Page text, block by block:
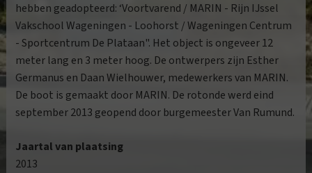
hebben geadopteerd: ‘Voortvarend / MARIN - Rijn IJssel
Vakschool Wageningen - Loohorst / Wageningen Centrum
- Sportcentrum De Plataan". Het object is ongeveer 12
meter lang en 3 meter hoog. De ontwerpers zijn Esther
Germanus en Daan Wielhouwer, medewerkers van MARIN.
De boot is gemaakt door MARIN. De rotonde werd eind
september 2013 geopend door burgemeester Van Rumund.
Jaartal van plaatsing
2013